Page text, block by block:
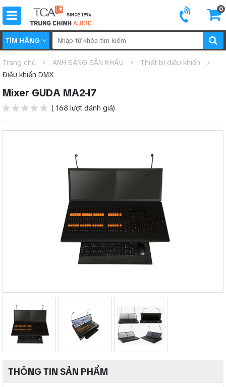
0
TÌM HÃNG
Trang chủ ÁNH SÁNG SÂN KHẤU
Thiết bị điều khiển
Điều khiển DMX
Mixer GUDA MA2-I7
( 168 lượt đánh giá)
THÔNG TIN SẢN PHẨM